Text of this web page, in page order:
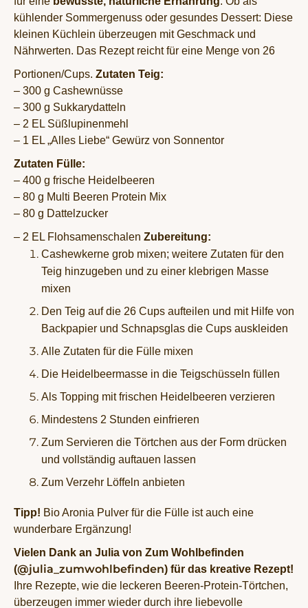
kühlender Sommergenuss oder gesundes Dessert: Diese
kleinen Küchlein überzeugen mit Geschmack und
Nährwerten. Das Rezept reicht für eine Menge von 26
Portionen/Cups. Zutaten Teig:
– 300 g Cashewnüsse
– 300 g Sukkarydatteln
– 2 EL Süßlupinenmehl
– 1 EL „Alles Liebe“ Gewürz von Sonnentor
Zutaten Fülle:
– 400 g frische Heidelbeeren
– 80 g Multi Beeren Protein Mix
– 80 g Dattelzucker
– 2 EL Flohsamenschalen Zubereitung:
Cashewkerne grob mixen; weitere Zutaten für den
Teig hinzugeben und zu einer klebrigen Masse
mixen
Den Teig auf die 26 Cups aufteilen und mit Hilfe von
Backpapier und Schnapsglas die Cups auskleiden
Alle Zutaten für die Fülle mixen
Die Heidelbeermasse in die Teigschüsseln füllen
Als Topping mit frischen Heidelbeeren verzieren
Mindestens 2 Stunden einfrieren
Zum Servieren die Törtchen aus der Form drücken
und vollständig auftauen lassen
Zum Verzehr Löffeln anbieten
Tipp! Bio Aronia Pulver für die Fülle ist auch eine
wunderbare Ergänzung!
Vielen Dank an Julia von Zum Wohlbefinden
(@julia_zumwohlbefinden) für das kreative Rezept!
Ihre Rezepte, wie die leckeren Beeren-Protein-Törtchen,
überzeugen immer wieder durch ihre liebevolle